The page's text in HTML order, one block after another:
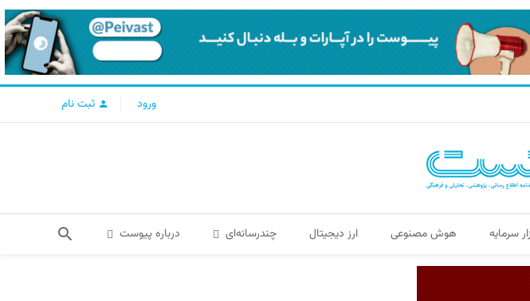
ورود ثبت نام
سرمایه هوش مصنوعی ارز دیجیتال چندرسانه‌ای درباره پیوست